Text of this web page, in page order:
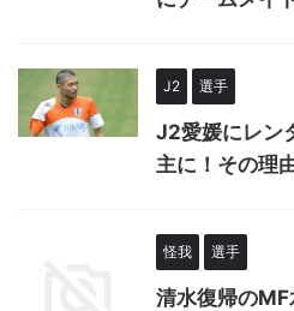
J2 選手
J2愛媛にレン
主に！その理
怪我 選手
清水復帰の